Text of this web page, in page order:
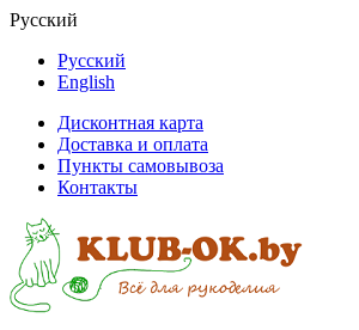
Русский
Русский
English
Дисконтная карта
Доставка и оплата
Пункты самовывоза
Контакты